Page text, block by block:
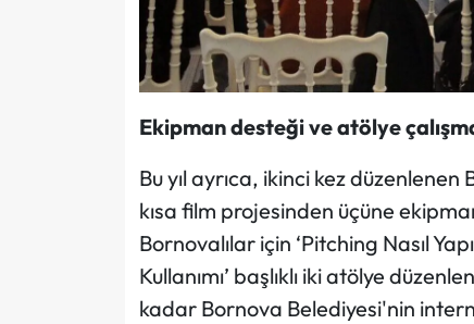
Ekipman desteği ve atölye
Bu yıl ayrıca, ikinci kez
kısa film projesinden üçüne
Bornovalılar için ‘Pitching Nasıl
Kullanımı’ başlıklı iki atölye
kadar Bornova Belediyesi'nin